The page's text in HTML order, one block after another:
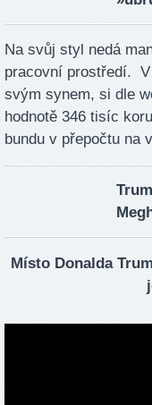
Na svůj styl nedá
pracovní prostředí.
svým synem, si dle
hodnotě 346 tisíc
bundu v přepočtu na
Místo Donalda